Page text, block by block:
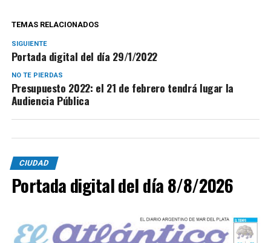
TEMAS RELACIONADOS
SIGUIENTE
Portada digital del día 29/1/2022
NO TE PIERDAS
Presupuesto 2022: el 21 de febrero tendrá lugar la
Audiencia Pública
CIUDAD
Portada digital del día 8/8/2026